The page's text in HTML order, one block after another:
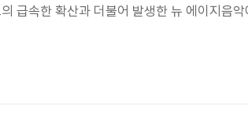
급속한 확산과 더불어 발생한 뉴 에이지음